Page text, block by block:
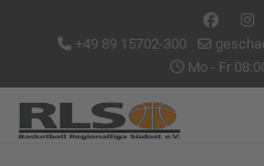
+49 89 15702-300
Mo - Fr